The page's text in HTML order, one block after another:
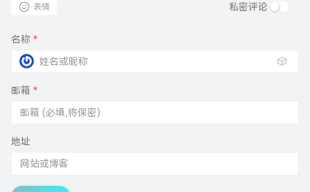
表情 私密评论
名称 *
🎲
邮箱 *
地址